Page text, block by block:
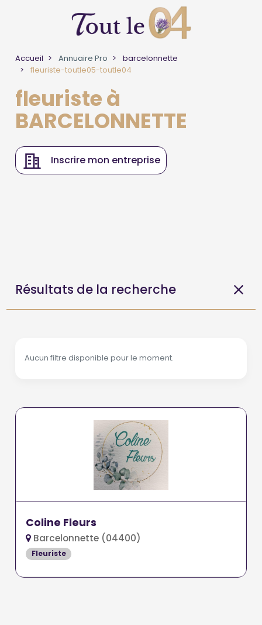
Accueil Annuaire Pro
barcelonnette
fleuriste-toutle05-toutle04
fleuriste à
BARCELONNETTE
Inscrire mon entreprise
Résultats de la recherche
Aucun filtre disponible pour le moment.
Coline Fleurs
Barcelonnette (04400)
Fleuriste